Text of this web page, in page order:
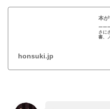
本が
ーー
さに
書、
honsuki.jp